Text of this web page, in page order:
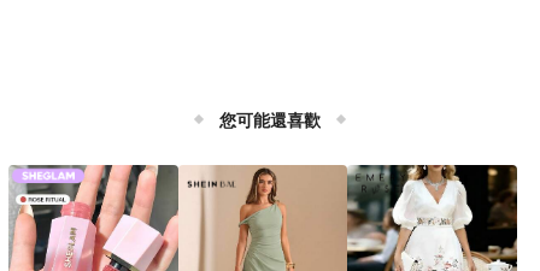
您可能還喜歡